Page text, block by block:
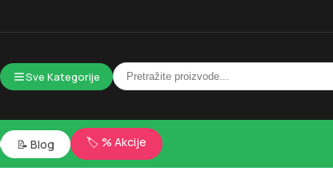
Sve Kategorije
📝 Blog 🏷️ % Akcije